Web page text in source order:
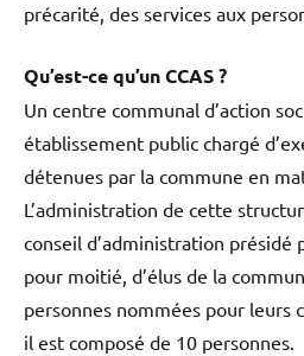
précarité, des services aux
Qu’est-ce qu’un CCAS ?
Un centre communal d’action
établissement public chargé
détenues par la commune en
L’administration de cette
conseil d’administration présidé
pour moitié, d’élus de la
personnes nommées pour leurs
il est composé de 10 personnes.